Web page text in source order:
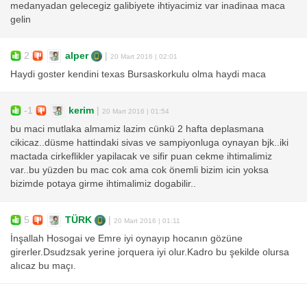
medanyadan gelecegiz galibiyete ihtiyacimiz var inadinaa maca
gelin
2 alper | 20 Mart 2016 | 02:01
Haydi goster kendini texas Bursaskorkulu olma haydi maca
-1 kerim | 20 Mart 2016 | 01:54
bu maci mutlaka almamiz lazim cünkü 2 hafta deplasmana
cikicaz..düsme hattindaki sivas ve sampiyonluga oynayan bjk..iki
mactada cirkeflikler yapilacak ve sifir puan cekme ihtimalimiz
var..bu yüzden bu mac cok ama cok önemli bizim icin yoksa
bizimde potaya girme ihtimalimiz dogabilir..
5 TÜRK | 20 Mart 2016 | 01:11
İnşallah Hosogai ve Emre iyi oynayıp hocanın gözüne
girerler.Dsudzsak yerine jorquera iyi olur.Kadro bu şekilde olursa
alıcaz bu maçı.